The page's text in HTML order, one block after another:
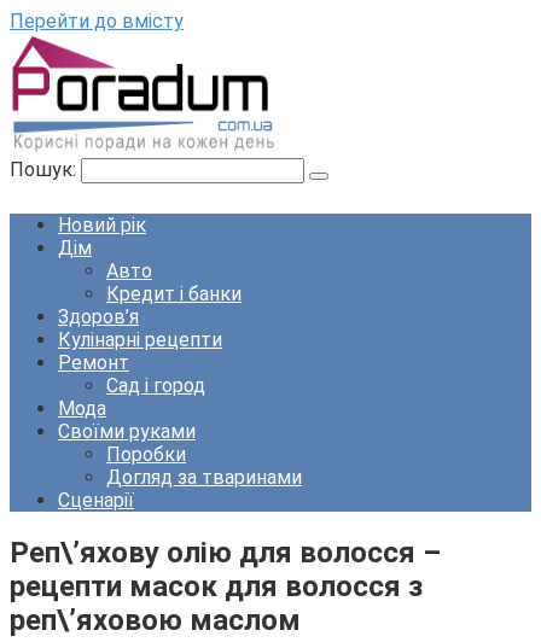
Перейти до вмісту
Пошук:
Новий рік
Дім
Авто
Кредит і банки
Здоров’я
Кулінарні рецепти
Ремонт
Сад і город
Мода
Своїми руками
Поробки
Догляд за тваринами
Сценарії
Реп\’яхову олію для волосся –
рецепти масок для волосся з
реп\’яховою маслом